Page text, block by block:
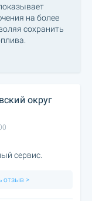
на более
сохранить
округ
сервис.
отзыв >